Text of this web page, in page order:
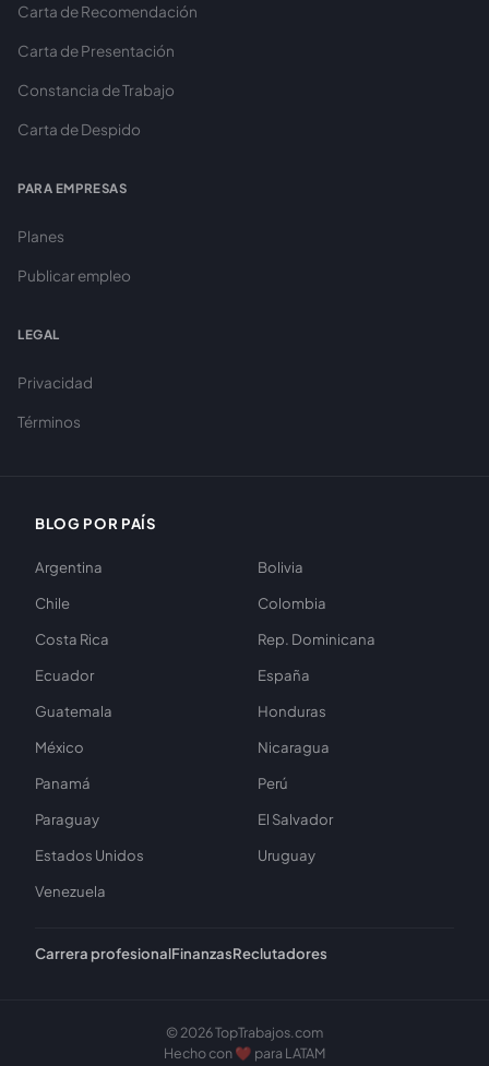
Carta de Recomendación
Carta de Presentación
Constancia de Trabajo
Carta de Despido
PARA EMPRESAS
Planes
Publicar empleo
LEGAL
Privacidad
Términos
BLOG POR PAÍS
Argentina
Bolivia
Chile
Colombia
Costa Rica
Rep. Dominicana
Ecuador
España
Guatemala
Honduras
México
Nicaragua
Panamá
Perú
Paraguay
El Salvador
Estados Unidos
Uruguay
Venezuela
Carrera profesionalFinanzasReclutadores
© 2026 TopTrabajos.com
Hecho con ❤️ para LATAM